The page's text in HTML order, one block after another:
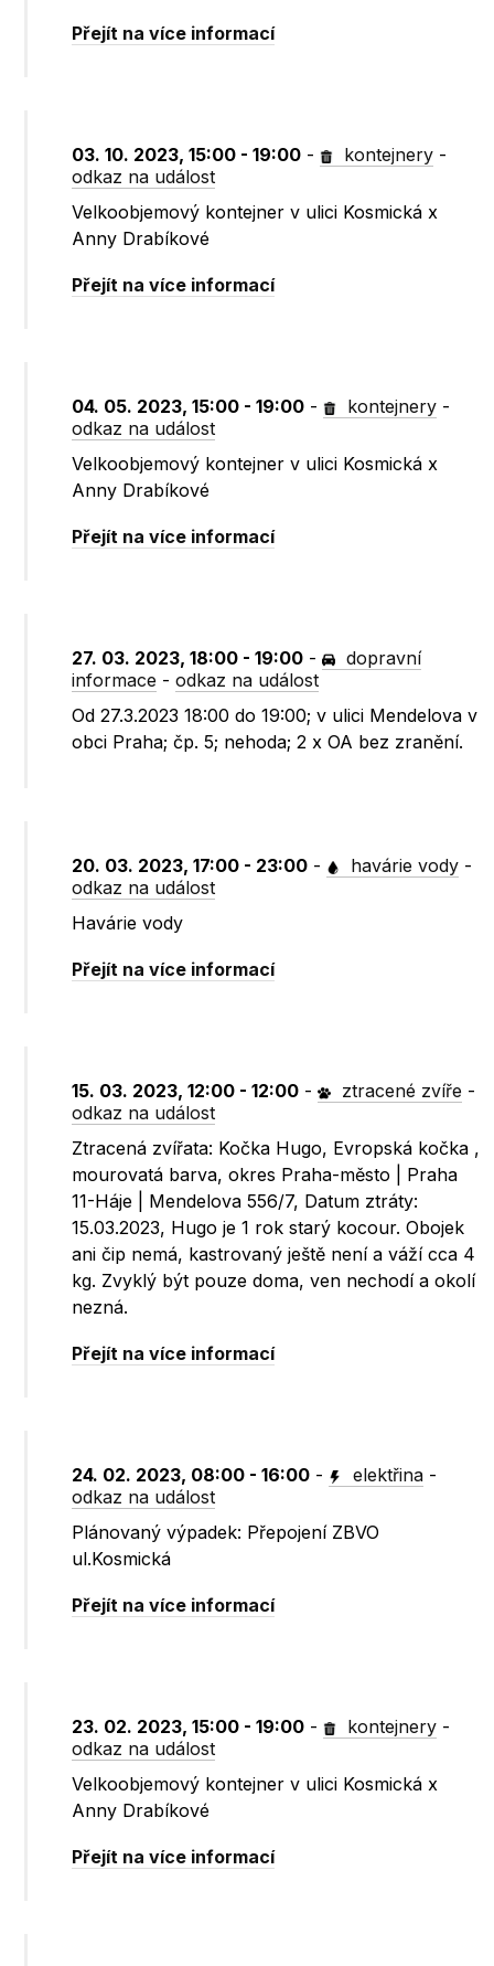
Přejít na více informací
03. 10. 2023, 15:00 - 19:00 - kontejnery -
odkaz na událost
Velkoobjemový kontejner v ulici Kosmická x
Anny Drabíkové
Přejít na více informací
04. 05. 2023, 15:00 - 19:00 - kontejnery -
odkaz na událost
Velkoobjemový kontejner v ulici Kosmická x
Anny Drabíkové
Přejít na více informací
27. 03. 2023, 18:00 - 19:00 -
dopravní
informace -odkaz na událost
Od 27.3.2023 18:00 do 19:00; v ulici Mendelova v
obci Praha; čp. 5; nehoda; 2 x OA bez zranění.
20. 03. 2023, 17:00 - 23:00 - havárie vody -
odkaz na událost
Havárie vody
Přejít na více informací
15. 03. 2023, 12:00 - 12:00 - ztracené zvíře -
odkaz na událost
Ztracená zvířata: Kočka Hugo, Evropská kočka ,
mourovatá barva, okres Praha-město | Praha
11-Háje | Mendelova 556/7, Datum ztráty:
15.03.2023, Hugo je 1 rok starý kocour. Obojek
ani čip nemá, kastrovaný ještě není a váží cca 4
kg. Zvyklý být pouze doma, ven nechodí a okolí
nezná.
Přejít na více informací
24. 02. 2023, 08:00 - 16:00 - elektřina -
odkaz na událost
Plánovaný výpadek: Přepojení ZBVO
ul.Kosmická
Přejít na více informací
23. 02. 2023, 15:00 - 19:00 - kontejnery -
odkaz na událost
Velkoobjemový kontejner v ulici Kosmická x
Anny Drabíkové
Přejít na více informací